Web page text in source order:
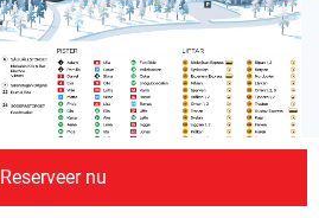
Reserveer nu